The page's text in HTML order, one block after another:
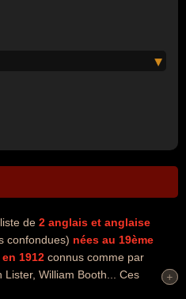
de 2 anglais et anglaise
confondues) nées au 19ème
1912 connus comme par
Lister, William Booth... Ces
+
+